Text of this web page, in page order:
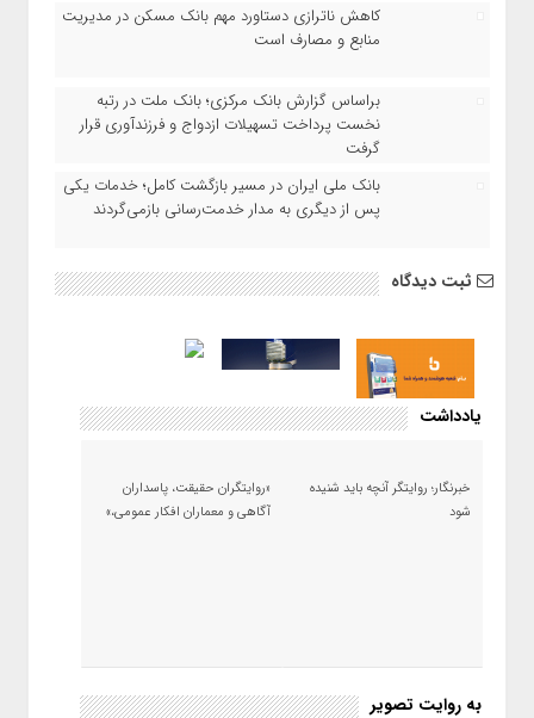
کاهش ناترازی دستاورد مهم بانک مسکن در مدیریت
منابع و مصارف است
براساس گزارش بانک مرکزی؛ بانک ملت در رتبه
نخست پرداخت تسهیلات ازدواج و فرزندآوری قرار
گرفت
بانک ملی ایران در مسیر بازگشت کامل؛ خدمات یکی
پس از دیگری به مدار خدمت‌رسانی بازمی‌گردند
ثبت دیدگاه
یادداشت
خبرنگار؛ روایتگر آنچه باید شنیده
شود
«روایتگران حقیقت، پاسداران
آگاهی و معماران افکار عمومی،»
به روایت تصویر